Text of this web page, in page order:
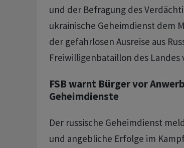
und der Befragung des
ukrainische Geheimdienst dem
der gefahrlosen Ausreise aus
Freiwilligenbataillon des Landes
FSB warnt Bürger vor
Geheimdienste
Der russische Geheimdienst
und angebliche Erfolge im